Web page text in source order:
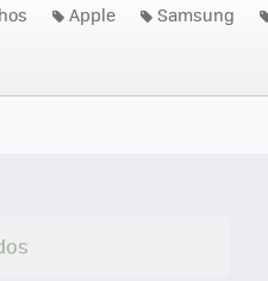
Apple Samsung